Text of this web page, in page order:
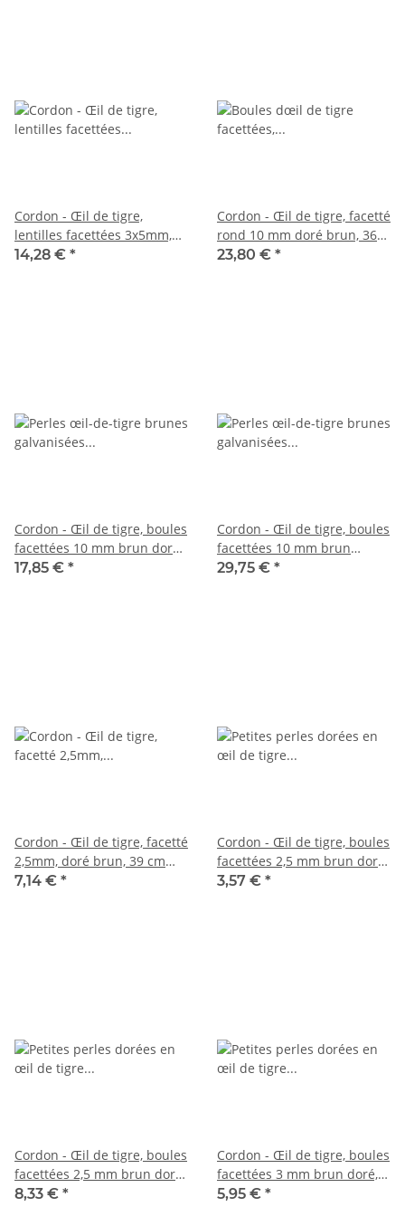
Cordon - Œil de tigre,
lentilles facettées 3x5mm,
doré brun, longueur 38,5cm
14,28 € *
Cordon - Œil de tigre, facetté
rond 10 mm doré brun, 36
cm /3964
23,80 € *
Cordon - Œil de tigre, boules
facettées 10 mm brun doré,
reflets argentés, longueur
17,85 € *
Cordon - Œil de tigre, boules
facettées 10 mm brun
caramel, reflets argentés,
29,75 € *
Cordon - Œil de tigre, facetté
2,5mm, doré brun, 39 cm
/1835
7,14 € *
Cordon - Œil de tigre, boules
facettées 2,5 mm brun doré,
longueur 38,5 cm /6541
3,57 € *
Cordon - Œil de tigre, boules
facettées 2,5 mm brun doré,
longueur 39 cm /6319
8,33 € *
Cordon - Œil de tigre, boules
facettées 3 mm brun doré,
longueur 38,5 cm /6234
5,95 € *